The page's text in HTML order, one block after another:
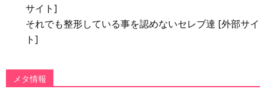
サイト]
それでも整形している事を認めないセレブ達 [外部サイ
ト]
メタ情報